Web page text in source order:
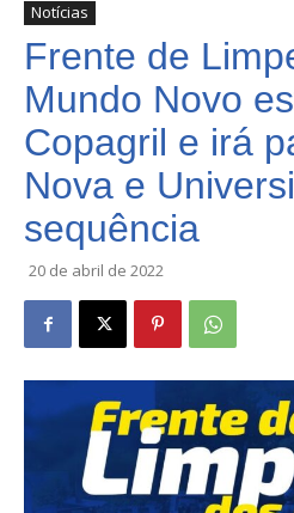
Notícias
Frente de
Mundo Novo
Copagril e irá
Nova e
sequência
20 de abril de 2022